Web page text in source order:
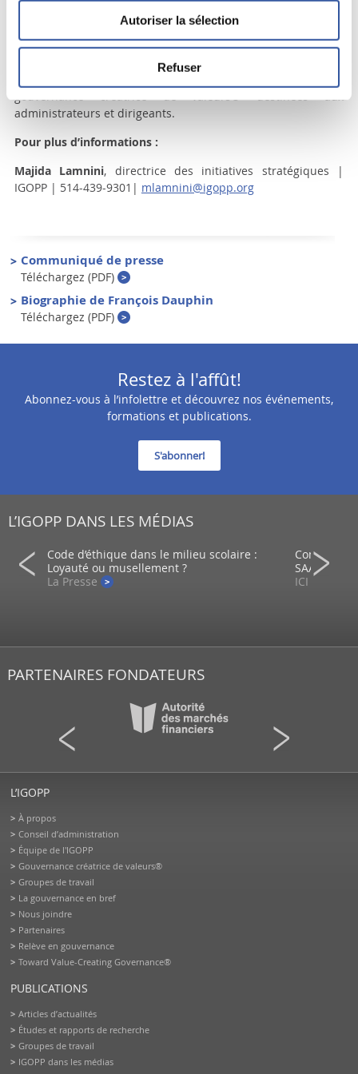
Autoriser la sélection
Refuser
référence incontournable en gouvernance. Ils ont taillé pour
l’IGOPP une place unique en Amérique du Nord et en ont fait
une référence en gouvernance par des publications et des
prises de position avant-gardistes, des interventions
gouvernance créatrice de valeurs® destinées aux
administrateurs et dirigeants.
Pour plus d’informations :
Majida Lamnini, directrice des initiatives stratégiques |
IGOPP | 514-439-9301| mlamnini@igopp.org
Communiqué de presse
Téléchargez (PDF)
Biographie de François Dauphin
Téléchargez (PDF)
Restez à l'affût!
Abonnez-vous à l’infolettre et découvrez nos événements,
formations et publications.
S'abonner!
L’IGOPP DANS LES MÉDIAS
d’un
Code d’éthique dans le milieu scolaire :
Loyauté ou musellement ?
La Presse
Comment
SAAQ?
ICI - Radio-
PARTENAIRES FONDATEURS
L’IGOPP
À propos
Conseil d’administration
Équipe de l'IGOPP
Gouvernance créatrice de valeurs®
Groupes de travail
La gouvernance en bref
Nous joindre
Partenaires
Relève en gouvernance
Toward Value-Creating Governance®
PUBLICATIONS
Articles d’actualités
Études et rapports de recherche
Groupes de travail
IGOPP dans les médias